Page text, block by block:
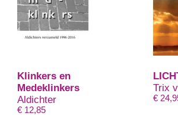
Klinkers en
Medeklinkers
Aldichter
€ 12,85
Trix
€